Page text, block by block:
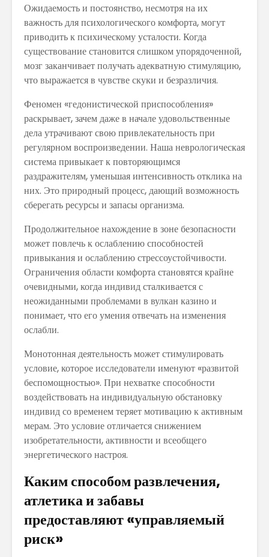
Ожидаемость и постоянство, несмотря на их
важность для психологического комфорта, могут
приводить к психическому усталости. Когда
существование становится слишком упорядоченной,
мозг заканчивает получать адекватную стимуляцию,
что выражается в чувстве скуки и безразличия.
Феномен «гедонистической приспособления»
раскрывает, зачем даже в начале удовольственные
дела утрачивают свою привлекательность при
регулярном воспроизведении. Наша неврологическая
система привыкает к повторяющимся
раздражителям, уменьшая интенсивность отклика на
них. Это природный процесс, дающий возможность
сберегать ресурсы и запасы организма.
Продолжительное нахождение в зоне безопасности
может повлечь к ослаблению способностей
привыкания и ослаблению стрессоустойчивости.
Ограничения области комфорта становятся крайне
очевидными, когда индивид сталкивается с
неожиданными проблемами в вулкан казино и
понимает, что его умения отвечать на изменения
ослабли.
Монотонная деятельность может стимулировать
условие, которое исследователи именуют «развитой
беспомощностью». При нехватке способности
воздействовать на индивидуальную обстановку
индивид со временем теряет мотивацию к активным
мерам. Это условие отличается снижением
изобретательности, активности и всеобщего
энергетического настроя.
Каким способом развлечения,
атлетика и забавы
предоставляют «управляемый
риск»